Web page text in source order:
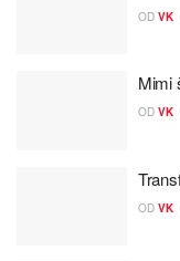
OD VK
Mimi
OD VK
OD VK